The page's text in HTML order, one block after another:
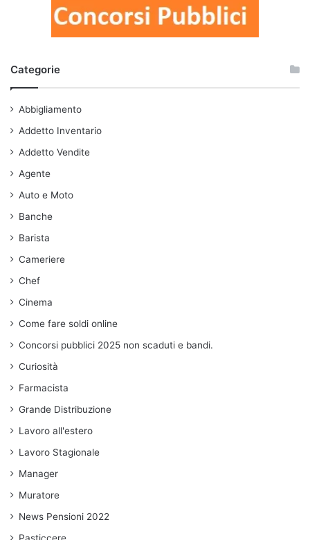
Categorie
Abbigliamento
Addetto Inventario
Addetto Vendite
Agente
Auto e Moto
Banche
Barista
Cameriere
Chef
Cinema
Come fare soldi online
Concorsi pubblici 2025 non scaduti e bandi.
Curiosità
Farmacista
Grande Distribuzione
Lavoro all'estero
Lavoro Stagionale
Manager
Muratore
News Pensioni 2022